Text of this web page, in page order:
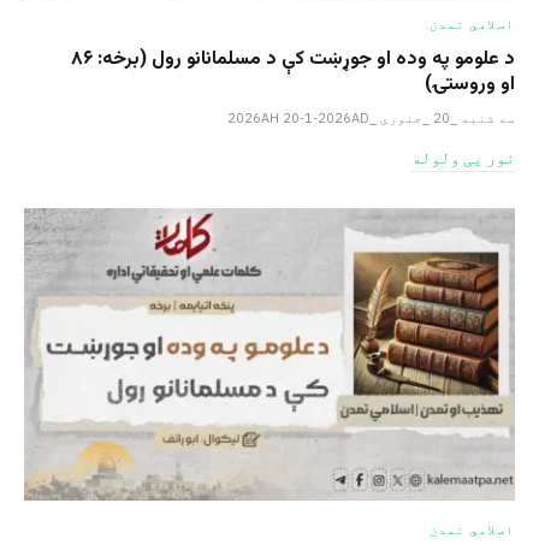
اسلامي تمدن
د علومو په وده او جوړښت کې د مسلمانانو رول (برخه: ۸۶
او وروستۍ)
سه شنبه _20 _جنوري _2026AH 20-1-2026AD
نور یی ولوله
اسلامي تمدن